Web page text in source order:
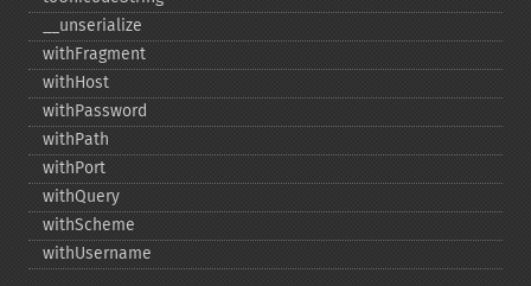
_​_​unserialize
withFragment
withHost
withPassword
withPath
withPort
withQuery
withScheme
withUsername